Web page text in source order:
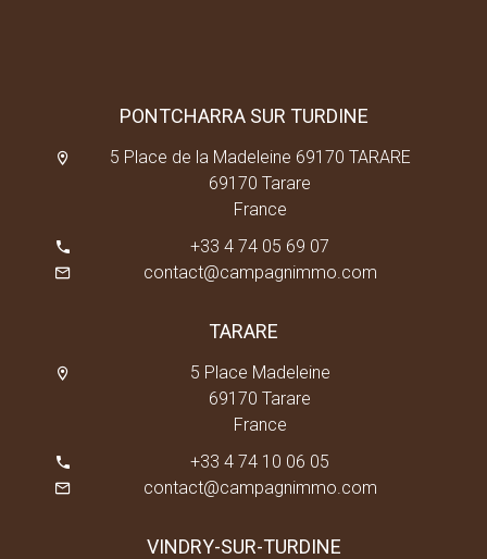
PONTCHARRA SUR TURDINE
5 Place de la Madeleine 69170 TARARE
69170 Tarare
France
+33 4 74 05 69 07
contact@campagnimmo.com
TARARE
5 Place Madeleine
69170 Tarare
France
+33 4 74 10 06 05
contact@campagnimmo.com
VINDRY-SUR-TURDINE